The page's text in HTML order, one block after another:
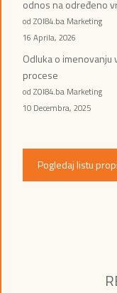
odnos na određeno
od ZOI84.ba Marketing
16 Aprila, 2026
Odluka o
procese
od ZOI84.ba Marketing
10 Decembra, 2025
Pogledaj listu